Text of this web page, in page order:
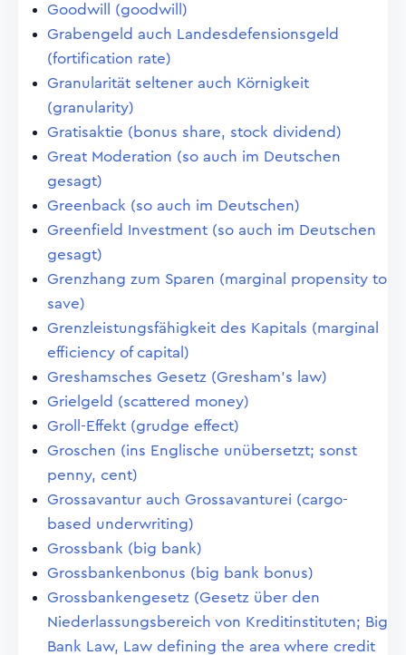
Goodwill (goodwill)
Grabengeld auch Landesdefensionsgeld
(fortification rate)
Granularität seltener auch Körnigkeit
(granularity)
Gratisaktie (bonus share, stock dividend)
Great Moderation (so auch im Deutschen
gesagt)
Greenback (so auch im Deutschen)
Greenfield Investment (so auch im Deutschen
gesagt)
Grenzhang zum Sparen (marginal propensity to
save)
Grenzleistungsfähigkeit des Kapitals (marginal
efficiency of capital)
Greshamsches Gesetz (Gresham's law)
Grielgeld (scattered money)
Groll-Effekt (grudge effect)
Groschen (ins Englische unübersetzt; sonst
penny, cent)
Grossavantur auch Grossavanturei (cargo-
based underwriting)
Grossbank (big bank)
Grossbankenbonus (big bank bonus)
Grossbankengesetz (Gesetz über den
Niederlassungsbereich von Kreditinstituten; Big
Bank Law, Law defining the area where credit